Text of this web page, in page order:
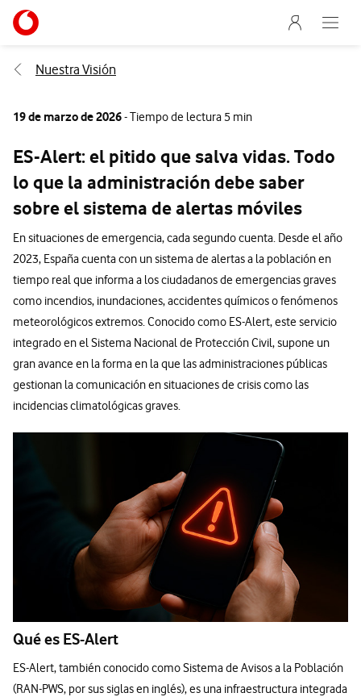
Ir a la pagina principal de vodafone.es
Menu
Abre
Nuestra Visión
19 de marzo de 2026- Tiempo de lectura 5 min
ES-Alert: el pitido que salva vidas. Todo
lo que la administración debe saber
sobre el sistema de alertas móviles
En situaciones de emergencia, cada segundo cuenta. Desde el año
2023, España cuenta con un sistema de alertas a la población en
tiempo real que informa a los ciudadanos de emergencias graves
como incendios, inundaciones, accidentes químicos o fenómenos
meteorológicos extremos. Conocido como ES-Alert, este servicio
integrado en el Sistema Nacional de Protección Civil, supone un
gran avance en la forma en la que las administraciones públicas
gestionan la comunicación en situaciones de crisis como las
incidencias climatológicas graves.
Qué es ES-Alert
ES-Alert, también conocido como Sistema de Avisos a la Población
(RAN-PWS, por sus siglas en inglés), es una infraestructura integrada